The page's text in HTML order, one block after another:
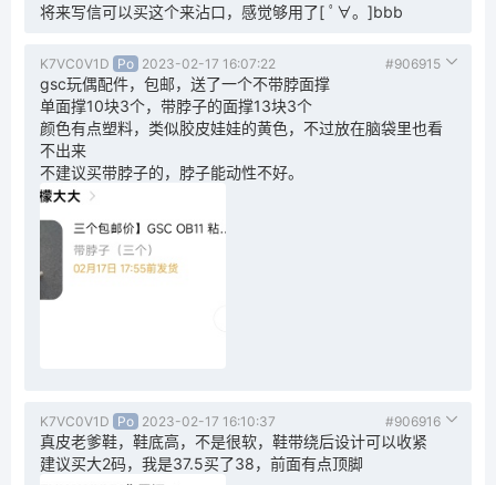
将来写信可以买这个来沾口，感觉够用了[ ﾟ∀。]bbb
K7VC0V1D Po 2023-02-17 16:07:22 #906915
gsc玩偶配件，包邮，送了一个不带脖面撑
单面撑10块3个，带脖子的面撑13块3个
颜色有点塑料，类似胶皮娃娃的黄色，不过放在脑袋里也看
不出来
不建议买带脖子的，脖子能动性不好。
K7VC0V1D Po 2023-02-17 16:10:37 #906916
真皮老爹鞋，鞋底高，不是很软，鞋带绕后设计可以收紧
建议买大2码，我是37.5买了38，前面有点顶脚